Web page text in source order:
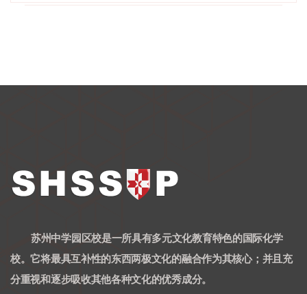
苏州中学园区校是一所具有多元文化教育特色的国际化学
校。它将最具互补性的东西两极文化的融合作为其核心；并且充
分重视和逐步吸收其他各种文化的优秀成分。